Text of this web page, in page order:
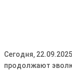
Сегодня‚
продолжают